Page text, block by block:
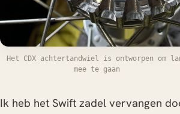
Het CDX achtertandwiel is ontworpen om
mee te gaan
Ik heb het Swift zadel vervangen